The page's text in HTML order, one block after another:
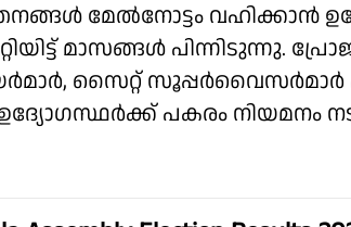
മേൽനോട്ടം വഹിക്കാൻ
മാസങ്ങൾ പിന്നിടുന്നു.
സൈറ്റ് സൂപ്പർവൈസർമാർ
ഉദ്യോഗസ്ഥർക്ക് പകരം നിയമനം